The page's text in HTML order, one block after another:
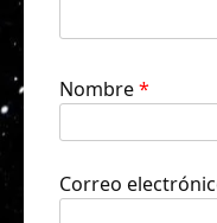
Nombre*
Correo